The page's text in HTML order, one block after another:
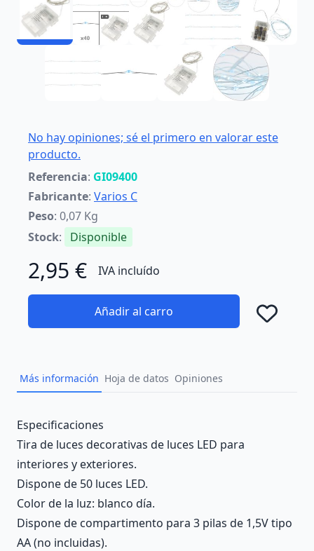
No hay opiniones; sé el primero en valorar este
producto.
Referencia: GI09400
Fabricante: Varios C
Peso: 0,07 Kg
Stock: Disponible
2,95 € IVA incluído
Añadir al carro
Más información Hoja de datos Opiniones
Description
Especificaciones
Tira de luces decorativas de luces LED para
interiores y exteriores.
Dispone de 50 luces LED.
Color de la luz: blanco día.
Dispone de compartimento para 3 pilas de 1,5V tipo
AA (no incluidas).